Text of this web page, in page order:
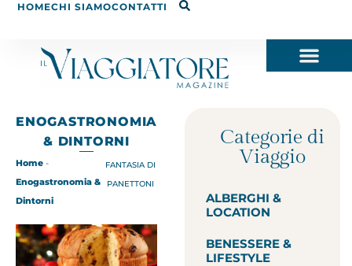
HOMECHI SIAMOCONTATTI
ENOGASTRONOMIA
& DINTORNI
Home -
Enogastronomia &
Dintorni
FANTASIA DI
PANETTONI
Categorie di
Viaggio
ALBERGHI &
LOCATION
BENESSERE &
LIFESTYLE